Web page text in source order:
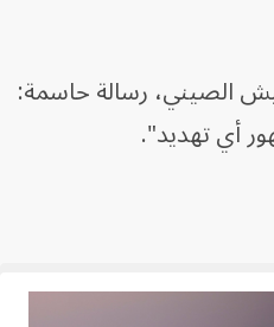
الصيني، رسالة حاسمة:
أي تهديد".